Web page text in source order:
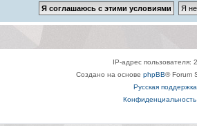
IP-адрес пользователя:
Создано на основе phpBB® Forum
Русская
Конфиденциальность